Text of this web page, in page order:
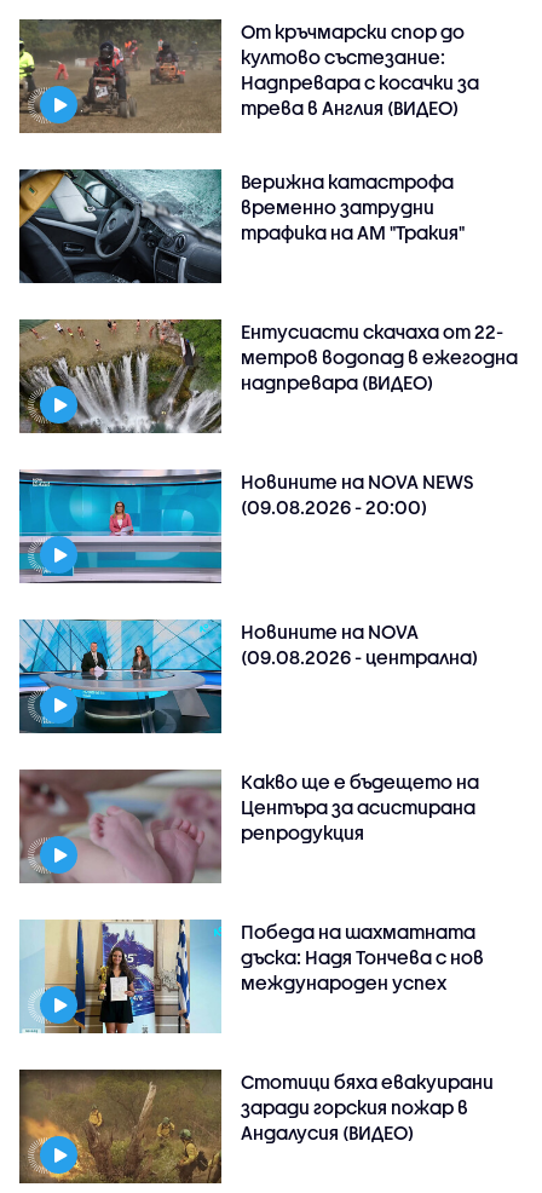
От кръчмарски спор до
култово състезание:
Надпревара с косачки за
трева в Англия (ВИДЕО)
Верижна катастрофа
временно затрудни
трафика на АМ "Тракия"
Ентусиасти скачаха от 22-
метров водопад в ежегодна
надпревара (ВИДЕО)
Новините на NOVA NEWS
(09.08.2026 - 20:00)
Новините на NOVA
(09.08.2026 - централна)
Какво ще е бъдещето на
Центъра за асистирана
репродукция
Победа на шахматната
дъска: Надя Тончева с нов
международен успех
Стотици бяха евакуирани
заради горския пожар в
Андалусия (ВИДЕО)